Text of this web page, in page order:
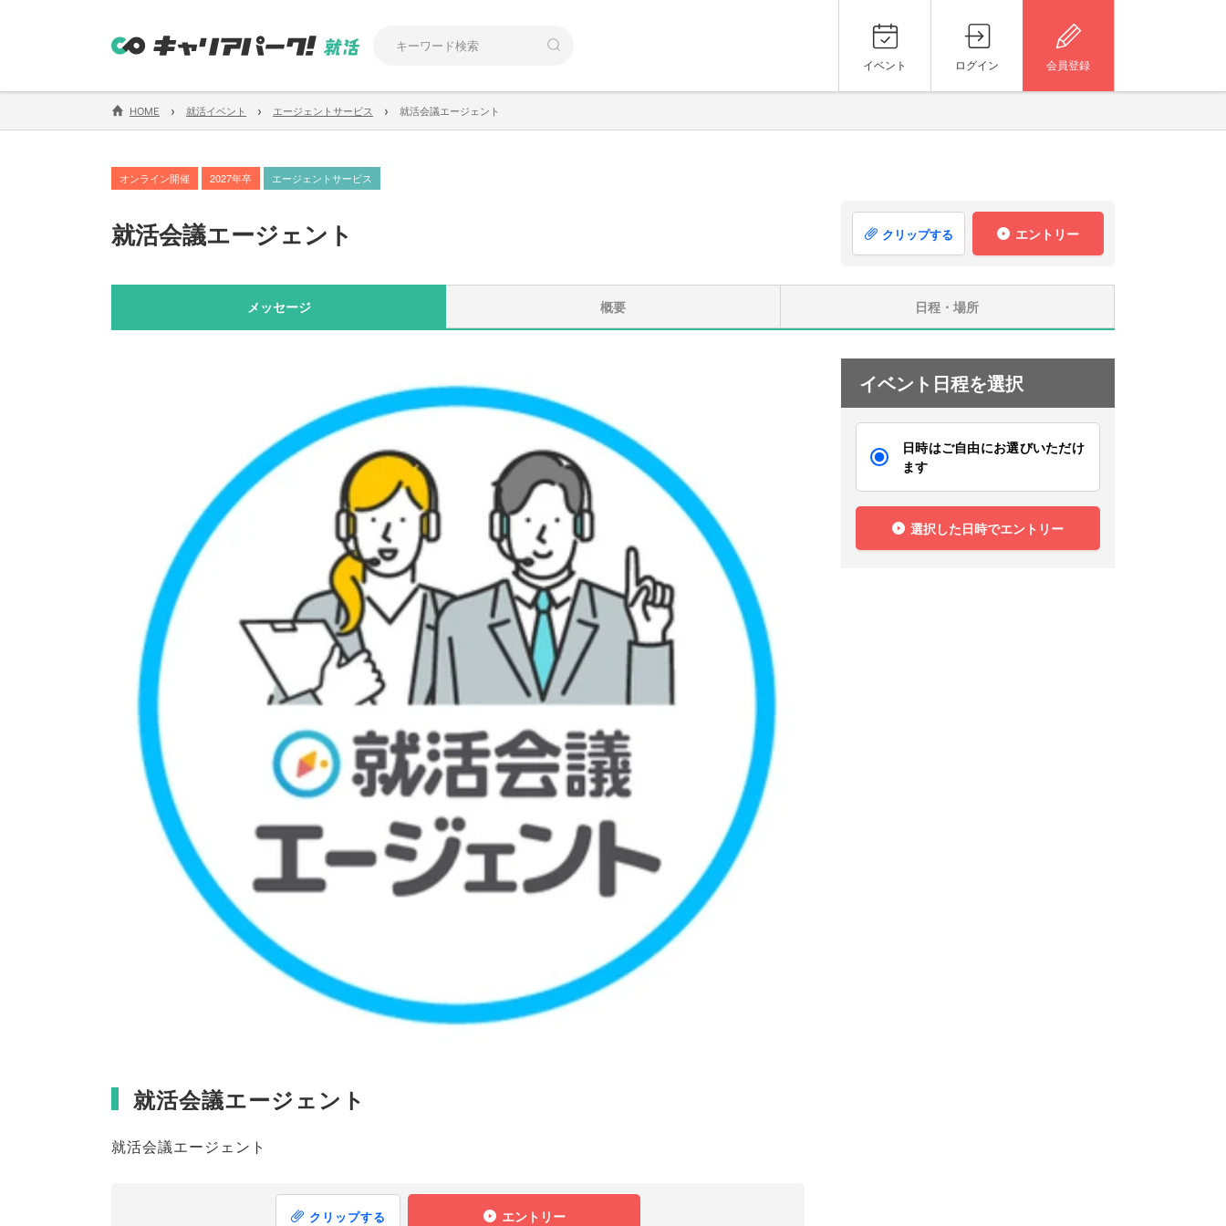
イベント ログイン 会員登録
HOME › 就活イベント › エージェントサービス › 就活会議エージェント
オンライン開催 2027年卒 エージェントサービス
就活会議エージェント クリップする エントリー
メッセージ 概要 日程・場所
就活会議エージェント
就活会議エージェント
クリップする エントリー
イベント日程を選択
日時はご自由にお選びいただけ
ます
選択した日時でエントリー